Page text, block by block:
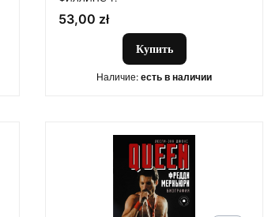
Цена
53,00 zł
Купить
Наличие: есть в наличии